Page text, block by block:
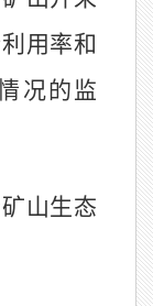
用率和
况的监
山生态